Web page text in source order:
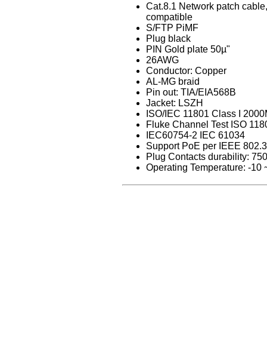
Cat.8.1 Network patch
compatible
S/FTP PiMF
Plug black
PIN Gold plate 50µ"
26AWG
Conductor: Copper
AL-MG braid
Pin out: TIA/EIA568B
Jacket: LSZH
ISO/IEC 11801 Class I
Fluke Channel Test ISO
IEC60754-2 IEC 61034
Support PoE per IEEE
Plug Contacts durability:
Operating Temperature: -10